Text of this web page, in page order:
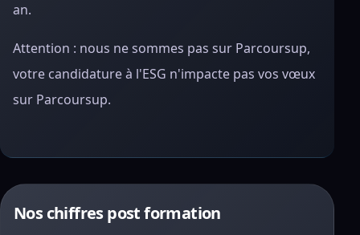
an.
Attention : nous ne sommes pas sur Parcoursup,
votre candidature à l'ESG n'impacte pas vos vœux
sur Parcoursup.
Nos chiffres post formation